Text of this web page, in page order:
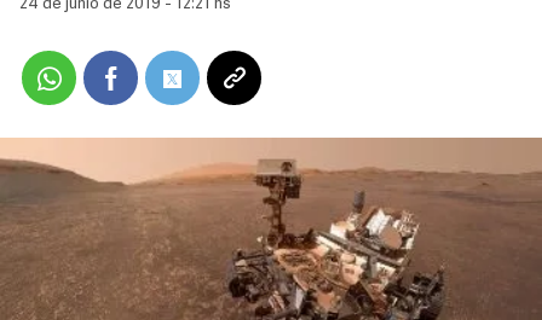
24 de junio de 2019 - 12:21 hs